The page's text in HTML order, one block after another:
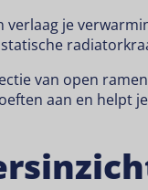
verlaag je
van open
aan en helpt je